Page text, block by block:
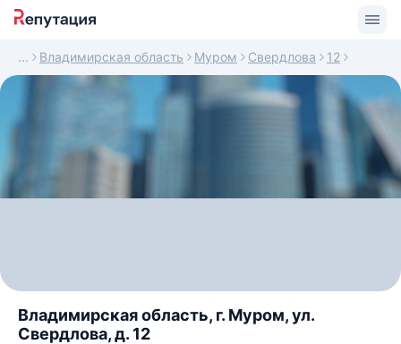
Владимирская область Муром Свердлова 12
Владимирская область, г. Муром, ул.
Свердлова, д. 12